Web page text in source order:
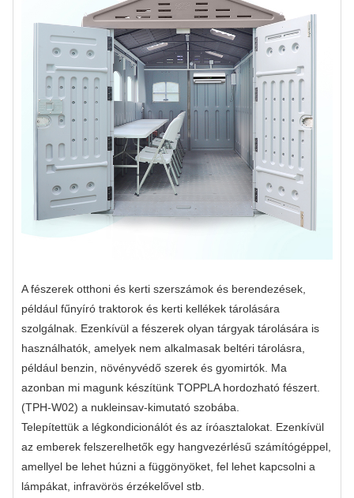
A fészerek otthoni és kerti szerszámok és berendezések,
például fűnyíró traktorok és kerti kellékek tárolására
szolgálnak. Ezenkívül a fészerek olyan tárgyak tárolására is
használhatók, amelyek nem alkalmasak beltéri tárolásra,
például benzin, növényvédő szerek és gyomirtók. Ma
azonban mi magunk készítünk TOPPLA hordozható fészert.
(TPH-W02) a nukleinsav-kimutató szobába.
Telepítettük a légkondicionálót és az íróasztalokat. Ezenkívül
az emberek felszerelhetők egy hangvezérlésű számítógéppel,
amellyel be lehet húzni a függönyöket, fel lehet kapcsolni a
lámpákat, infravörös érzékelővel stb.